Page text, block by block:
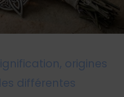
origines
différentes